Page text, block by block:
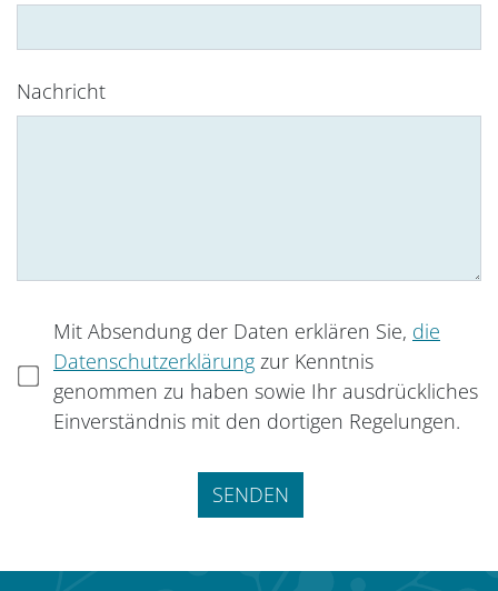
Nachricht
Mit Absendung der Daten erklären Sie, die
Datenschutzerklärung zur Kenntnis
genommen zu haben sowie Ihr ausdrückliches
Einverständnis mit den dortigen Regelungen.
Feld